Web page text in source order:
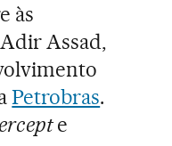
às
Assad,
Petrobras.
e